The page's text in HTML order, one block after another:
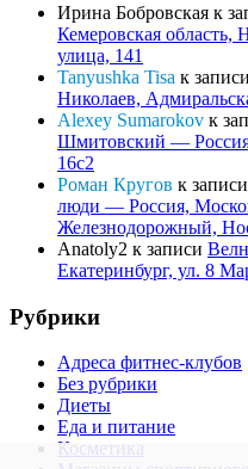
Ирина Бобровская к
Кемеровская область,
улица, 141
Tanyushka Tisa к записи
Николаев,
Alexey Sumarokov к
Шмитовский —
16с2
Роман Кругов к записи
люди — Россия,
Железнодорожный,
Anatoly2 к записи
Екатеринбург, ул. 8
Рубрики
Адреса фитнес-клубов
Без рубрики
Диеты
Еда и питание
Косметика